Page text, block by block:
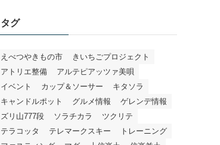
タグ
えべつやきもの市
きいちごプロジェクト
アトリエ整備
アルテピアッツァ美唄
イベント
カップ＆ソーサー
キタソラ
キャンドルポット
グルメ情報
ゲレンデ情報
ズリ山777段
ソラチカラ
ツクリテ
テラコッタ
テレマークスキー
トレーニング